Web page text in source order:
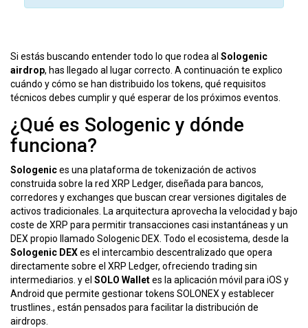
Si estás buscando entender todo lo que rodea al Sologenic
airdrop, has llegado al lugar correcto. A continuación te explico
cuándo y cómo se han distribuido los tokens, qué requisitos
técnicos debes cumplir y qué esperar de los próximos eventos.
¿Qué es Sologenic y dónde
funciona?
Sologenices una plataforma de tokenización de activos
construida sobre la red XRP Ledger, diseñada para bancos,
corredores y exchanges que buscan crear versiones digitales de
activos tradicionales. La arquitectura aprovecha la velocidad y bajo
coste de XRP para permitir transacciones casi instantáneas y un
DEX propio llamado Sologenic DEX. Todo el ecosistema, desde la
Sologenic DEXes el intercambio descentralizado que opera
directamente sobre el XRP Ledger, ofreciendo trading sin
intermediarios. y el SOLO Walletes la aplicación móvil para iOS y
Android que permite gestionar tokens SOLONEX y establecer
trustlines. , están pensados para facilitar la distribución de
airdrops.